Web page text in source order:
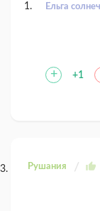
+ +1
Рушания